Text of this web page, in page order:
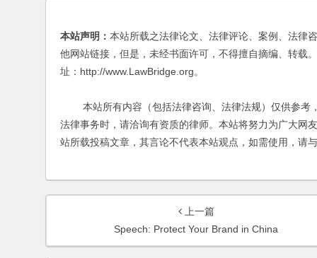
本站声明： 本站所载之法律论文、法律评论、案例、法律
他网站链接，但是，未经书面许可，不得擅自摘编、转载
址：http://www.LawBridge.org。
本站所有内容（包括法律咨询、法律法规）仅供参考
法律事务时，请洽询有资质的律师。本站将努力为广大网
站所载投稿文章，其言论不代表本站观点，如需使用，请
上一篇
Speech: Protect Your Brand in China